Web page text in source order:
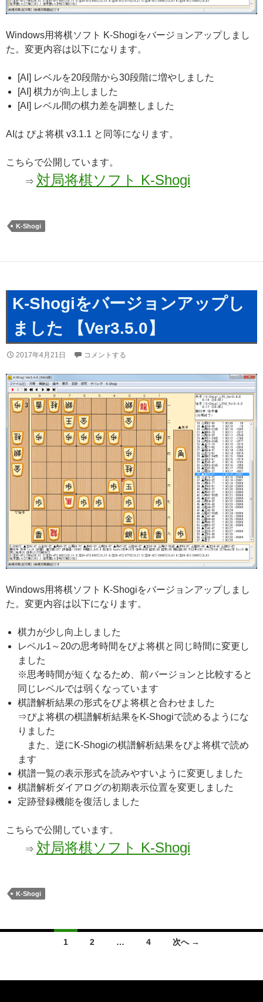
Windows用将棋ソフト K-Shogiをバージョンアップしまし
た。変更内容は以下になります。
[AI] レベルを20段階から30段階に増やしました
[AI] 棋力が向上しました
[AI] レベル間の棋力差を調整しました
AIは ぴよ将棋 v3.1.1 と同等になります。
こちらで公開しています。
⇒ 対局将棋ソフト K-Shogi
K-Shogi
K-Shogiをバージョンアップし
ました 【Ver3.5.0】
2017年4月21日 コメントする
Windows用将棋ソフト K-Shogiをバージョンアップしまし
た。変更内容は以下になります。
棋力が少し向上しました
レベル1～20の思考時間をぴよ将棋と同じ時間に変更し
ました
※思考時間が短くなるため、前バージョンと比較すると
同じレベルでは弱くなっています
棋譜解析結果の形式をぴよ将棋と合わせました
⇒ぴよ将棋の棋譜解析結果をK-Shogiで読めるようにな
りました
また、逆にK-Shogiの棋譜解析結果をぴよ将棋で読め
ます
棋譜一覧の表示形式を読みやすいように変更しました
棋譜解析ダイアログの初期表示位置を変更しました
定跡登録機能を復活しました
こちらで公開しています。
⇒ 対局将棋ソフト K-Shogi
K-Shogi
ナ
1 2 … 4 次へ →